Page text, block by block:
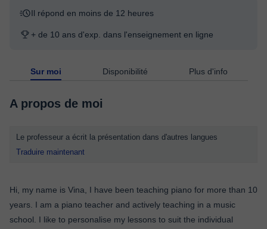
Il répond en moins de 12 heures
+ de 10 ans d'exp. dans l'enseignement en ligne
Sur moi Disponibilité Plus d'info
A propos de moi
Le professeur a écrit la présentation dans d'autres langues
Traduire maintenant
Hi, my name is Vina, I have been teaching piano for more than 10
years. I am a piano teacher and actively teaching in a music
school. I like to personalise my lessons to suit the individual